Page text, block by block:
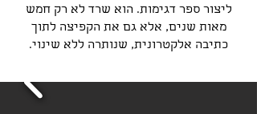
ליצור ספר דגימות. הוא שרד לא רק חמש
מאות שנים, אלא גם את הקפיצה לתוך
כתיבה אלקטרונית, שנותרה ללא שינוי.